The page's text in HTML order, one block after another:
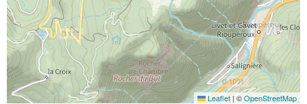
Leaflet | ©OpenStreetMap